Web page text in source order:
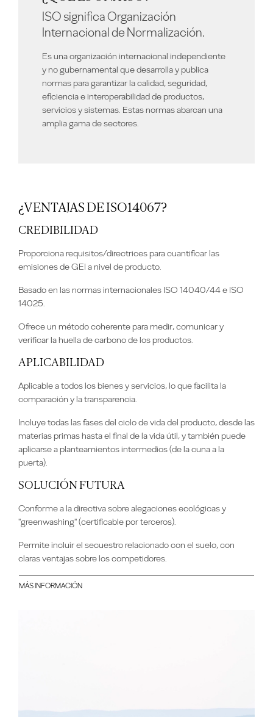
ISO significa Organización
Internacional de Normalización.
Es una organización internacional independiente
y no gubernamental que desarrolla y publica
normas para garantizar la calidad, seguridad,
eficiencia e interoperabilidad de productos,
servicios y sistemas. Estas normas abarcan una
amplia gama de sectores.
¿VENTAJAS DE ISO14067?
CREDIBILIDAD
Proporciona requisitos/directrices para cuantificar las
emisiones de GEI a nivel de producto.
Basado en las normas internacionales ISO 14040/44 e ISO
14025.
Ofrece un método coherente para medir, comunicar y
verificar la huella de carbono de los productos.
APLICABILIDAD
Aplicable a todos los bienes y servicios, lo que facilita la
comparación y la transparencia.
Incluye todas las fases del ciclo de vida del producto, desde las
materias primas hasta el final de la vida útil, y también puede
aplicarse a planteamientos intermedios (de la cuna a la
puerta).
SOLUCIÓN FUTURA
Conforme a la directiva sobre alegaciones ecológicas y
"greenwashing" (certificable por terceros).
Permite incluir el secuestro relacionado con el suelo, con
claras ventajas sobre los competidores.
MÁS INFORMACIÓN